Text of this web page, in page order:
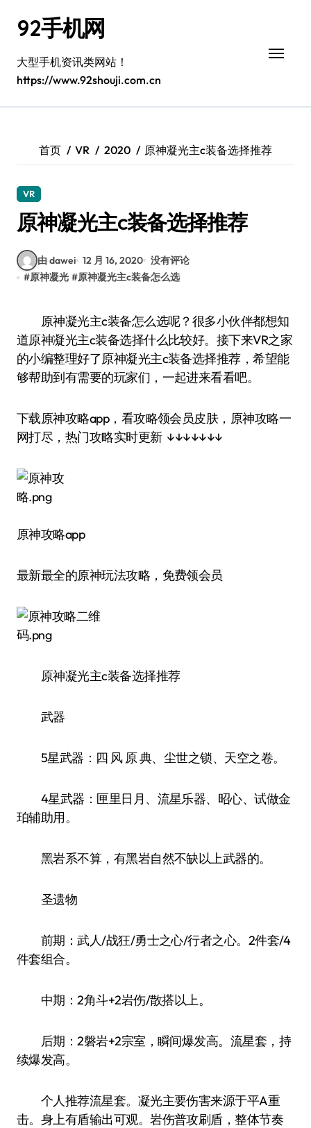
92手机网
大型手机资讯类网站！
https://www.92shouji.com.cn
首页 VR 2020 原神凝光主c装备选择推荐
VR
原神凝光主c装备选择推荐
由 dawei 12 月 16, 2020 没有评论
#原神凝光 #原神凝光主c装备怎么选
原神凝光主c装备怎么选呢？很多小伙伴都想知
道原神凝光主c装备选择什么比较好。接下来VR之家
的小编整理好了原神凝光主c装备选择推荐，希望能
够帮助到有需要的玩家们，一起进来看看吧。
下载原神攻略app，看攻略领会员皮肤，原神攻略一
网打尽，热门攻略实时更新 ↓↓↓↓↓↓↓
原神攻略app
最新最全的原神玩法攻略，免费领会员
原神凝光主c装备选择推荐
武器
5星武器：四 风 原 典、尘世之锁、天空之卷。
4星武器：匣里日月、流星乐器、昭心、试做金
珀辅助用。
黑岩系不算，有黑岩自然不缺以上武器的。
圣遗物
前期：武人/战狂/勇士之心/行者之心。2件套/4
件套组合。
中期：2角斗+2岩伤/散搭以上。
后期：2磐岩+2宗室，瞬间爆发高。流星套，持
续爆发高。
个人推荐流星套。凝光主要伤害来源于平A重
击。身上有盾输出可观。岩伤普攻刷盾，整体节奏